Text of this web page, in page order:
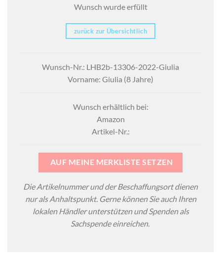
Wunsch wurde erfüllt
zurück zur Übersichtlich
Wunsch-Nr.: LHB2b-13306-2022-Giulia
Vorname: Giulia (8 Jahre)
Wunsch erhältlich bei:
Amazon
Artikel-Nr.:
AUF MEINE MERKLISTE SETZEN
Die Artikelnummer und der Beschaffungsort dienen
nur als Anhaltspunkt. Gerne können Sie auch Ihren
lokalen Händler unterstützen und Spenden als
Sachspende einreichen.